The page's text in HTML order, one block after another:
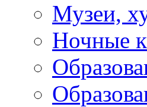
Музеи,
Ночные